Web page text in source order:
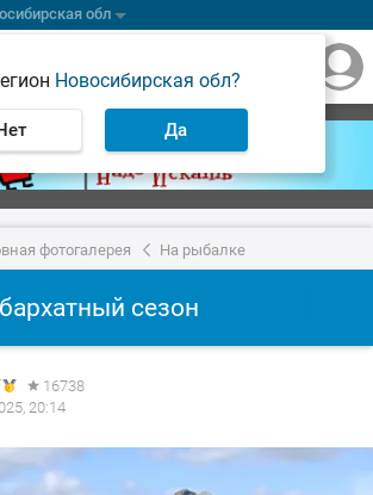
обл
Новосибирская обл?
Да
фотогалерея На рыбалке
сезон
16738
20:14